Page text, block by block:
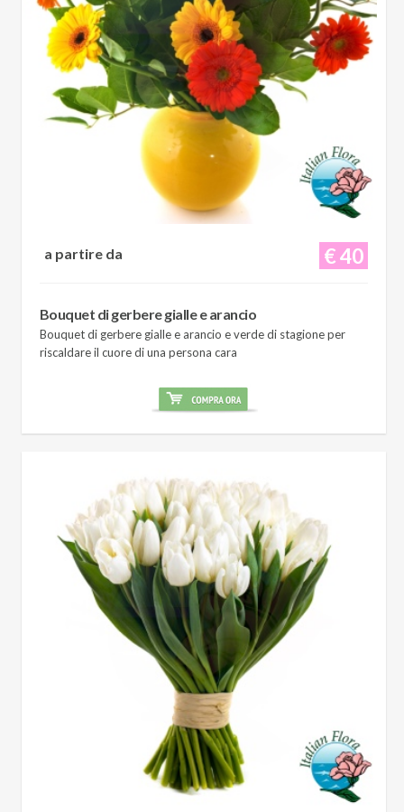
€ 40
a partire da
Bouquet di gerbere gialle e arancio
Bouquet di gerbere gialle e arancio e verde di stagione per
riscaldare il cuore di una persona cara